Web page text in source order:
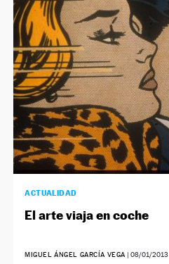
NEWSLETTER
SÍGUENOS
ACTUALIDAD
El arte viaja en coche
MIGUEL ÁNGEL GARCÍA VEGA | 08/01/2013